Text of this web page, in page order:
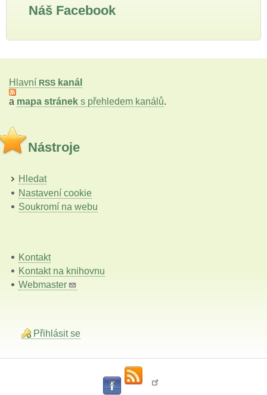
Náš Facebook
Hlavní RSS kanál
a mapa stránek s přehledem kanálů.
Nástroje
Hledat
Nastavení cookie
Soukromí na webu
Kontakt
Kontakt na knihovnu
Webmaster
Přihlásit se